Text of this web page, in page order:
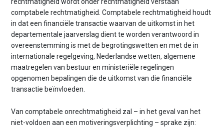
rechtmatigheid wordt onder rechtmatigheid verstaan
comptabele rechtmatigheid. Comptabele rechtmatigheid houdt
in dat een financiële transactie waarvan de uitkomst in het
departementale jaarverslag dient te worden verantwoord in
overeenstemming is met de begrotingswetten en met de in
internationale regelgeving, Nederlandse wetten, algemene
maatregelen van bestuur en ministeriële regelingen
opgenomen bepalingen die de uitkomst van die financiële
transactie beïnvloeden.
Van comptabele onrechtmatigheid zal – in het geval van het
niet-voldoen aan een motiveringsverplichting – sprake zijn: